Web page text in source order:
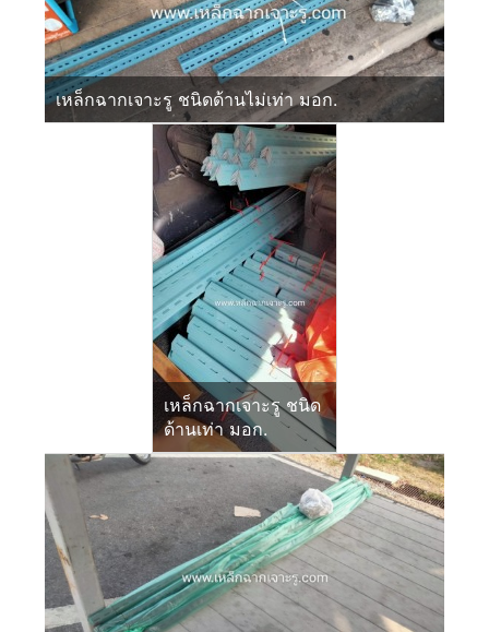
เหล็กฉากเจาะรู ชนิดด้านไม่เท่า มอก.
เหล็กฉากเจาะรู ชนิด
ด้านเท่า มอก.